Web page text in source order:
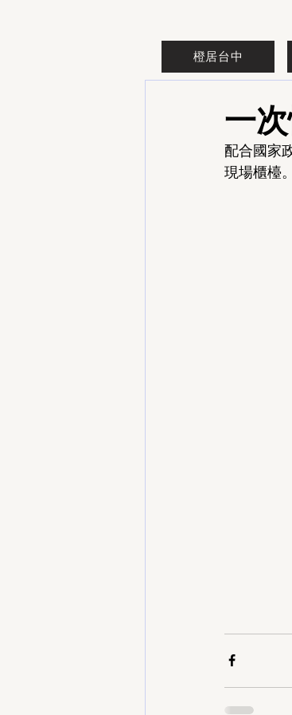
一
配合國家
現場櫃檯。
橙居台中